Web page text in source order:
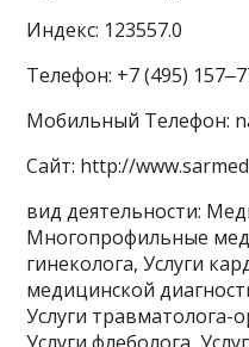
Индекс: 123557.0
Телефон: +7 (495)
Мобильный Телефон:
Сайт: http://
вид деятельности:
Многопрофильные
гинеколога, Услуги
медицинской
Услуги травматолога-